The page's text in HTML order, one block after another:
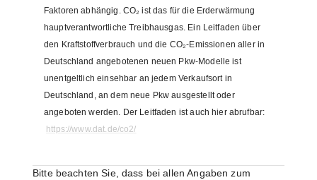
Faktoren abhängig. CO₂ ist das für die Erderwärmung
hauptverantwortliche Treibhausgas. Ein Leitfaden über
den Kraftstoffverbrauch und die CO₂-Emissionen aller in
Deutschland angebotenen neuen Pkw-Modelle ist
unentgeltlich einsehbar an jedem Verkaufsort in
Deutschland, an dem neue Pkw ausgestellt oder
angeboten werden. Der Leitfaden ist auch hier abrufbar:
https://www.dat.de/co2/
Bitte beachten Sie, dass bei allen Angaben zum